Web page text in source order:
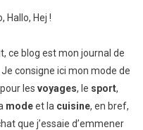
Hallo, Hej !
ce blog est mon journal de
consigne ici mon mode de
les voyages, le sport,
modeet la cuisine, en bref,
que j’essaie d’emmener